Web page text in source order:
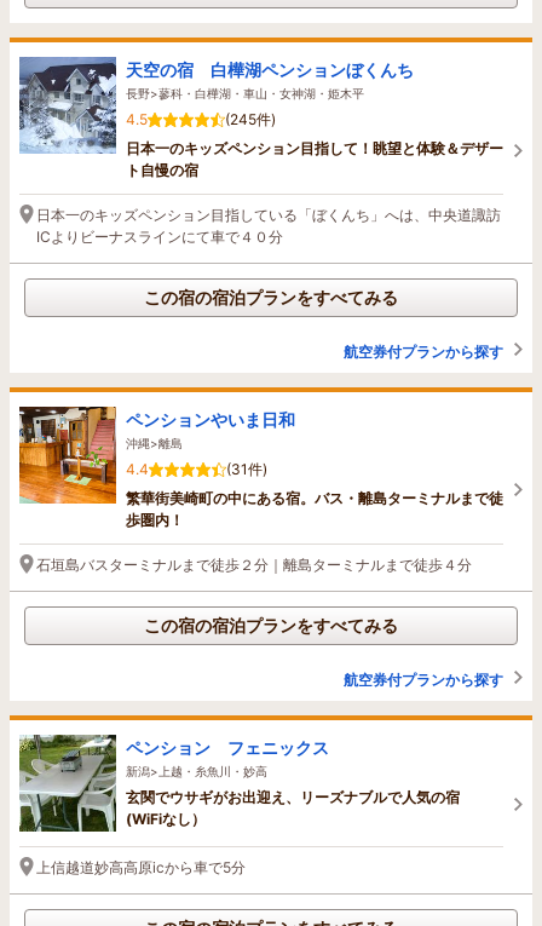
天空の宿 白樺湖ペンションぼくんち
長野>蓼科・白樺湖・車山・女神湖・姫木平
4.5
(245件)
日本一のキッズペンション目指して！眺望と体験＆デザー
ト自慢の宿
日本一のキッズペンション目指している「ぼくんち」へは、中央道諏訪
ICよりビーナスラインにて車で４０分
この宿の宿泊プランをすべてみる
航空券付プランから探す
ペンションやいま日和
沖縄>離島
4.4
(31件)
繁華街美崎町の中にある宿。バス・離島ターミナルまで徒
歩圏内！
石垣島バスターミナルまで徒歩２分｜離島ターミナルまで徒歩４分
この宿の宿泊プランをすべてみる
航空券付プランから探す
ペンション フェニックス
新潟>上越・糸魚川・妙高
玄関でウサギがお出迎え、リーズナブルで人気の宿
(WiFiなし）
上信越道妙高高原icから車で5分